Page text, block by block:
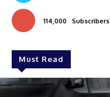
114,000 Subscribers
Must Read